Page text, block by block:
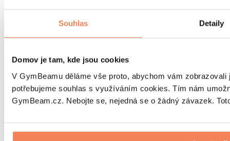
Souhlas Detaily
Domov je tam, kde jsou cookies
V GymBeamu děláme vše proto, abychom vám
potřebujeme souhlas s využíváním cookies. Tím nám
GymBeam.cz. Nebojte se, nejedná se o žádný závazek.
Batohy
Běh
Bojové sporty
Cyklistika
Jóga a pilates
Otužování
Turistika